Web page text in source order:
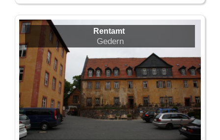
Rentamt
Gedern